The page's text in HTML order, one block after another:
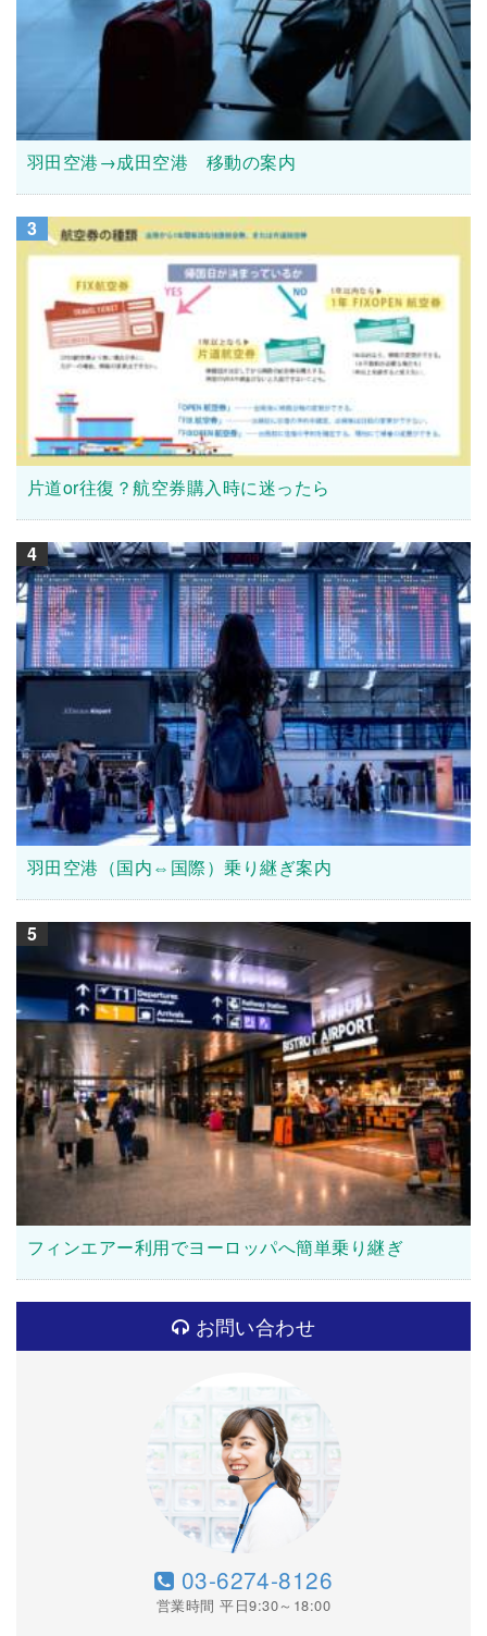
羽田空港→成田空港 移動の案内
3
片道or往復？航空券購入時に迷ったら
4
羽田空港（国内⇔国際）乗り継ぎ案内
5
フィンエアー利用でヨーロッパへ簡単乗り継ぎ
お問い合わせ
03-6274-8126
営業時間 平日9:30～18:00